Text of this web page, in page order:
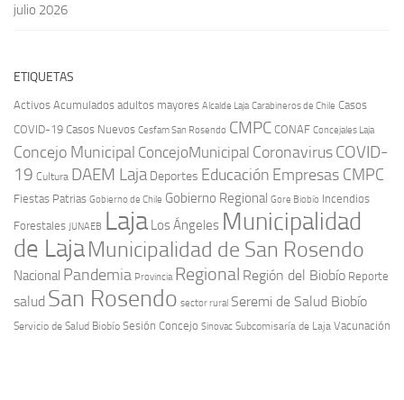
julio 2026
ETIQUETAS
Activos Acumulados adultos mayores Alcalde Laja Carabineros de Chile Casos
COVID-19 Casos Nuevos Cesfam San Rosendo CMPC CONAF Concejales Laja
Concejo Municipal ConcejoMunicipal CoronavirusCOVID-
19 Cultura DAEM Laja Deportes Educación Empresas CMPC
Fiestas Patrias Gobierno de Chile Gobierno Regional Gore Biobío Incendios
Forestales JUNAEB Laja Los Ángeles Municipalidad
de LajaMunicipalidad de San Rosendo
Nacional Pandemia Provincia Regional Región del Biobío Reporte
salud San Rosendo sector rural Seremi de Salud Biobío
Servicio de Salud Biobío Sesión Concejo Sinovac Subcomisaría de Laja Vacunación